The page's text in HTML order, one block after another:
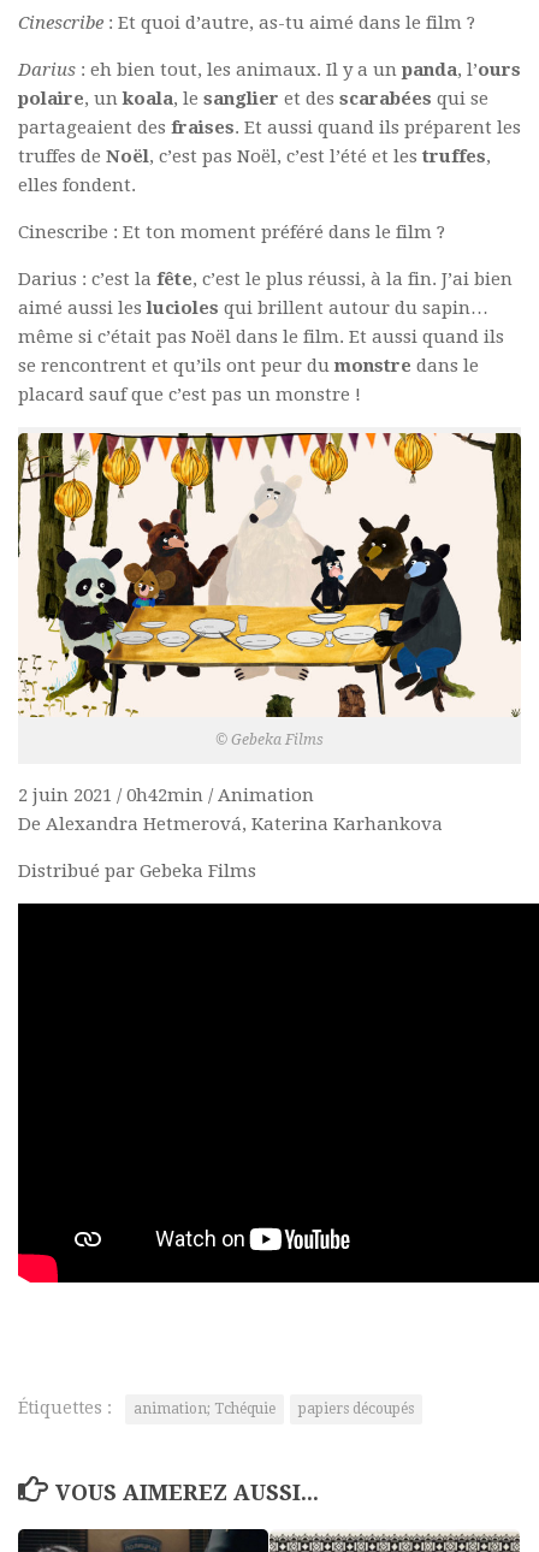
Cinescribe : Et quoi d’autre, as-tu aimé dans le film ?
Darius : eh bien tout, les animaux. Il y a un panda, l’ours
polaire, unkoala, le sanglier et des scarabées qui se
partageaient des fraises. Et aussi quand ils préparent les
truffes de Noël, c’est pas Noël, c’est l’été et les truffes,
elles fondent.
Cinescribe : Et ton moment préféré dans le film ?
Darius : c’est la fête, c’est le plus réussi, à la fin. J’ai bien
aimé aussi leslucioles qui brillent autour du sapin…
même si c’était pas Noël dans le film. Et aussi quand ils
se rencontrent et qu’ils ont peur dumonstre dans le
placard sauf que c’est pas un monstre !
© Gebeka Films
2 juin 2021 / 0h42min / Animation
De Alexandra Hetmerová, Katerina Karhankova
Distribué par Gebeka Films
Étiquettes : animation; Tchéquie papiers découpés
VOUS AIMEREZ AUSSI...